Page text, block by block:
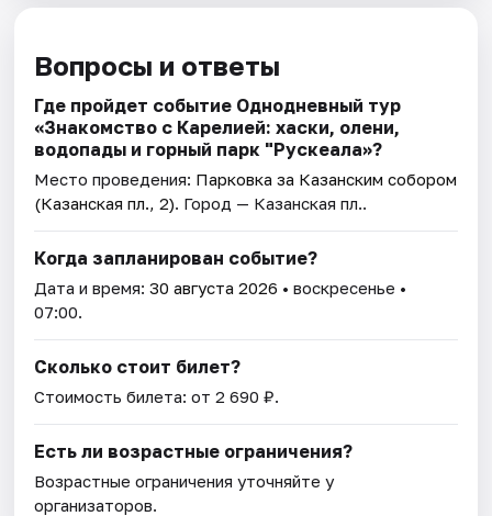
Вопросы и ответы
Где пройдет событие Однодневный тур
«Знакомство с Карелией: хаски, олени,
водопады и горный парк "Рускеала»?
Место проведения: Парковка за Казанским собором
(Казанская пл., 2). Город — Казанская пл..
Когда запланирован событие?
Дата и время:30 августа 2026 • воскресенье •
07:00.
Сколько стоит билет?
Стоимость билета: от 2 690 ₽.
Есть ли возрастные ограничения?
Возрастные ограничения уточняйте у
организаторов.